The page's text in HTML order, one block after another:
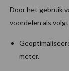
Door het gebruik
voordelen als
meter.